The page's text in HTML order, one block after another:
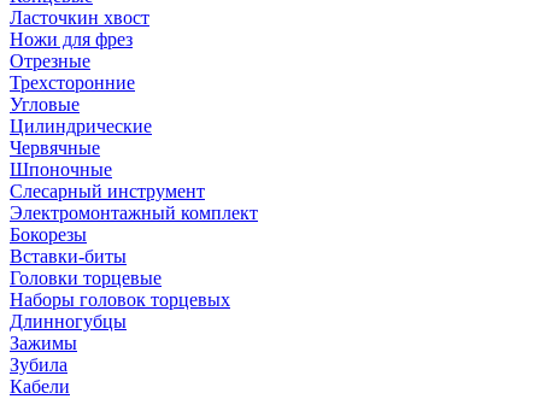
Ласточкин хвост
Ножи для фрез
Отрезные
Трехсторонние
Угловые
Цилиндрические
Червячные
Шпоночные
Слесарный инструмент
Электромонтажный комплект
Бокорезы
Вставки-биты
Головки торцевые
Наборы головок торцевых
Длинногубцы
Зажимы
Зубила
Кабели